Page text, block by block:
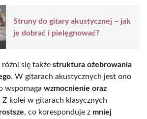
Struny do gitary akustycznej – jak
je dobrać i pielęgnować?
się także struktura ożebrowania
. W gitarach akustycznych jest ono
wspomaga wzmocnienie oraz
Z kolei w gitarach klasycznych
, co koresponduje z mniej